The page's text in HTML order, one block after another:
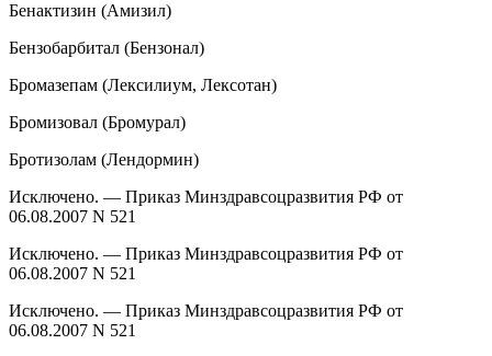
Бенактизин (Амизил)
Бензобарбитал (Бензонал)
Бромазепам (Лексилиум, Лексотан)
Бромизовал (Бромурал)
Бротизолам (Лендормин)
Исключено. — Приказ Минздравсоцразвития РФ от
06.08.2007 N 521
Исключено. — Приказ Минздравсоцразвития РФ от
06.08.2007 N 521
Исключено. — Приказ Минздравсоцразвития РФ от
06.08.2007 N 521